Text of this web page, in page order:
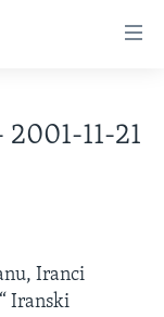
11-21
Iranci
Iranski